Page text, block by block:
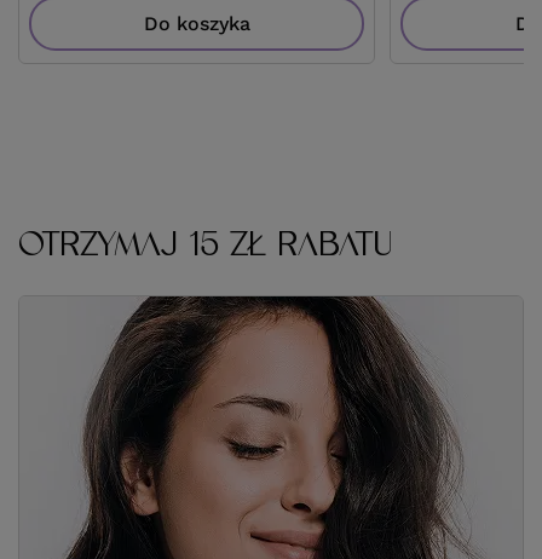
Do koszyka
OTRZYMAJ 15 ZŁ RABATU